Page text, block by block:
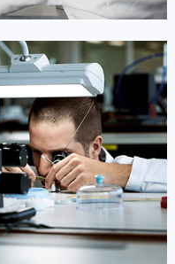
达芙妮·克劳迪娅
资深万宝龙技师
是万宝龙售后服务中心
(万宝龙保养维修中心)
的高级技师之一
Shanghai montblanc Maintain center
 上海万宝龙维修